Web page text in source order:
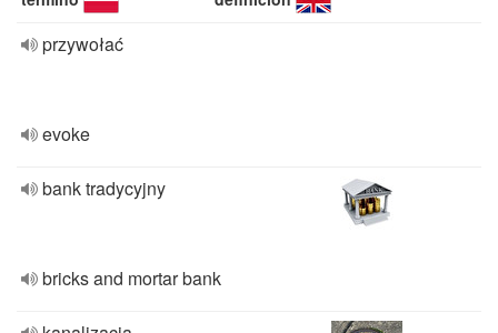
przywołać
evoke
bank tradycyjny
bricks and mortar bank